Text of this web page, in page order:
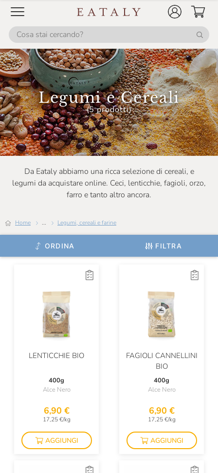
Legumi e Cereali
(5 prodotti)
Da Eataly abbiamo una ricca selezione di cereali, e
legumi da acquistare online. Ceci, lenticchie, fagioli, orzo,
farro e tanto altro ancora.
Home ... Legumi, cereali e farine
ORDINA FILTRA
LENTICCHIE BIO
400g
Alce Nero
6,90 €
17,25 €/kg
AGGIUNGI
FAGIOLI CANNELLINI
BIO
400g
Alce Nero
6,90 €
17,25 €/kg
AGGIUNGI